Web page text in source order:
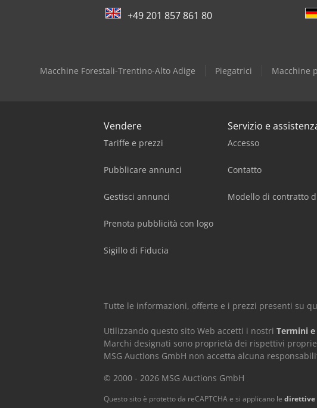
+49 201 857 861 80
Macchine Forestali-Trentino-Alto Adige Piegatrici Macchine
Vendere
Tariffe e prezzi
Pubblicare annunci
Gestisci annunci
Prenota pubblicità con logo
Sigillo di Fiducia
Servizio e
Accesso
Contatto
Modello di contratto
Tutte le informazioni, offerte e i prezzi presenti su
Utilizzando questo sito Web accetti i nostri Termini
Marchi designati sono proprietà dei rispettivi
MSG Auctions GmbH non accetta alcuna
© 2000 - 2026 MSG Auctions GmbH
Questo sito è protetto da reCAPTCHA e si applicano le direttive